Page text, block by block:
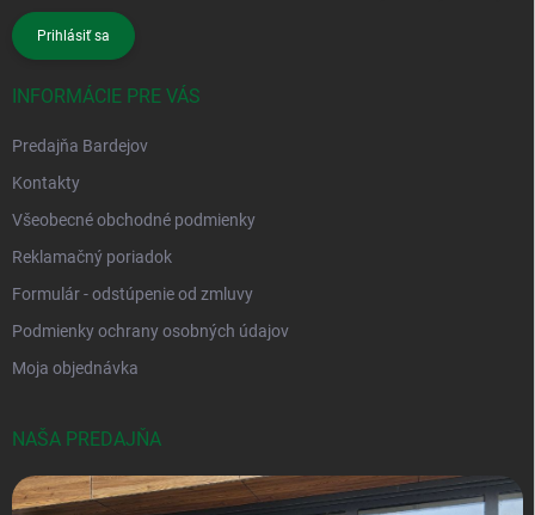
Prihlásiť sa
INFORMÁCIE PRE VÁS
Predajňa Bardejov
Kontakty
Všeobecné obchodné podmienky
Reklamačný poriadok
Formulár - odstúpenie od zmluvy
Podmienky ochrany osobných údajov
Moja objednávka
NAŠA PREDAJŇA